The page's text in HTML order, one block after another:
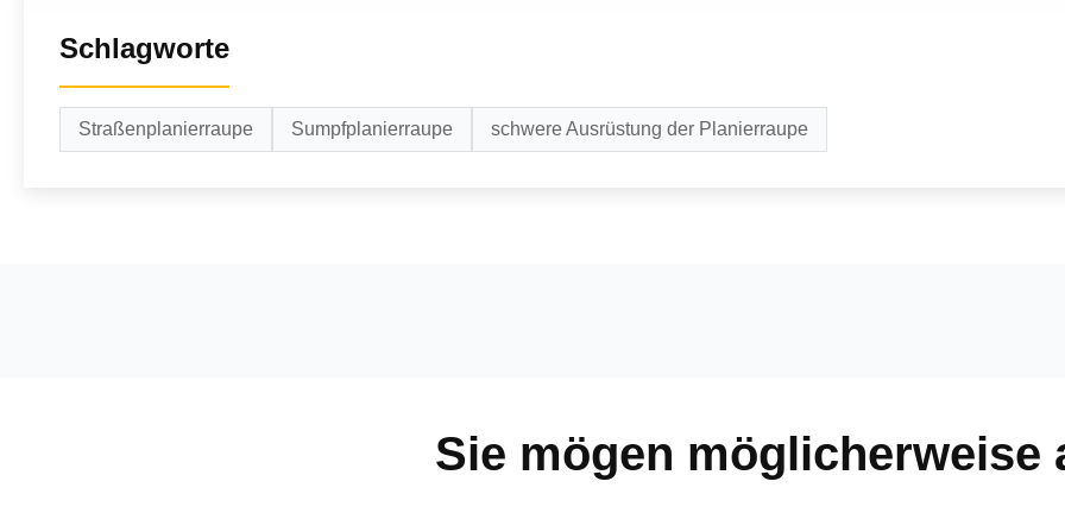
Schlagworte
Straßenplanierraupe Sumpfplanierraupe schwere Ausrüstung der Planierraupe
Sie mögen möglicherweise